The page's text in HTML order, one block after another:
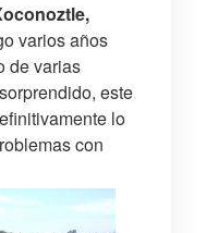
varios años
de varias
este
lo
con